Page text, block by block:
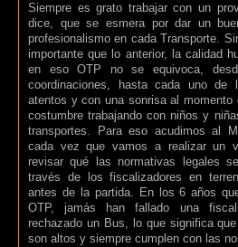
Siempre es grato trabajar con un
dice, que se esmera por dar un
profesionalismo en cada Transporte.
importante que lo anterior, la calidad
en eso OTP no se equivoca,
coordinaciones, hasta cada uno de
atentos y con una sonrisa al momento
costumbre trabajando con niños y
transportes. Para eso acudimos al
cada vez que vamos a realizar un
revisar qué las normativas legales
través de los fiscalizadores en
antes de la partida. En los 6 años
OTP, jamás han fallado una
rechazado un Bus, lo que significa
son altos y siempre cumplen con las